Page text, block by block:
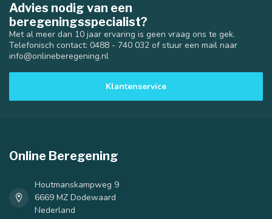
Advies nodig van een
beregeningsspecialist?
Met al meer dan 10 jaar ervaring is geen vraag ons te gek.
Telefonisch contact: 0488 - 740 032 of stuur een mail naar
info@onlineberegening.nl
Klantenservice
Online Beregening
Houtmanskampweg 9
6669 MZ Dodewaard
Nederland